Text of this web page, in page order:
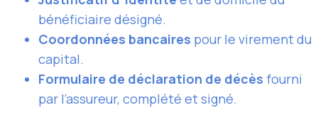
bénéficiaire désigné.
Coordonnées bancaires pour le virement du
capital.
Formulaire de déclaration de décès fourni
par l’assureur, complété et signé.